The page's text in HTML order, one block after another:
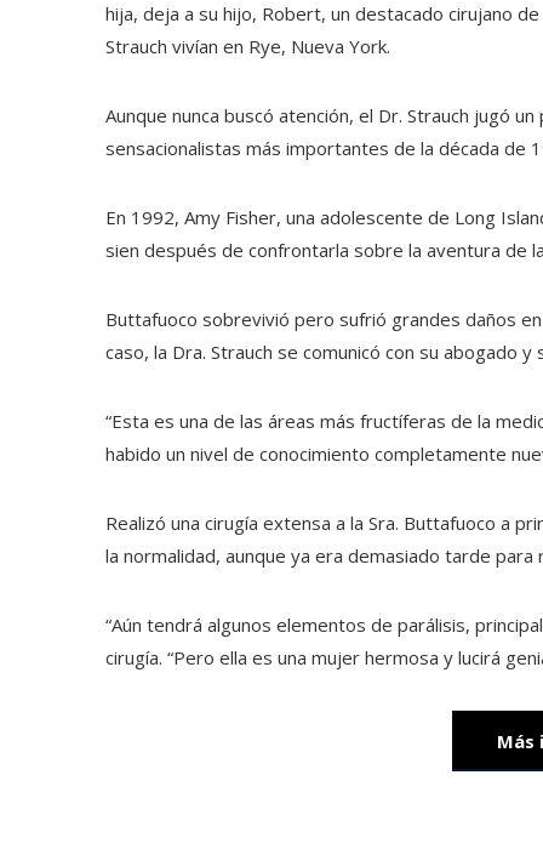
hija, deja a su hijo, Robert, un destacado cirujano
Strauch vivían en Rye, Nueva York.
Aunque nunca buscó atención, el Dr. Strauch jugó
sensacionalistas más importantes de la década de
En 1992, Amy Fisher, una adolescente de Long
sien después de confrontarla sobre la aventura de
Buttafuoco sobrevivió pero sufrió grandes daños
caso, la Dra. Strauch se comunicó con su abogado y
“Esta es una de las áreas más fructíferas de la
habido un nivel de conocimiento completamente
Realizó una cirugía extensa a la Sra. Buttafuoco a
la normalidad, aunque ya era demasiado tarde
“Aún tendrá algunos elementos de parálisis,
cirugía. “Pero ella es una mujer hermosa y lucirá
Más